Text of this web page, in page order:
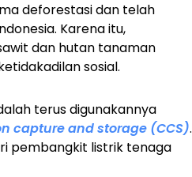
deforestasi dan telah
Karena itu,
dan hutan tanaman
sosial.
terus digunakannya
capture and storage (CCS).
pembangkit listrik tenaga